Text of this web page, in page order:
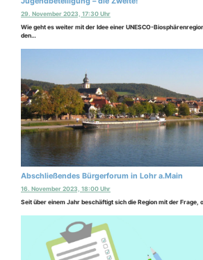
29. November 2023, 17:30 Uhr
Wie geht es weiter mit der Idee einer UNESCO-
den…
Abschließendes Bürgerforum in Lohr a.Main
16. November 2023, 18:00 Uhr
Seit über einem Jahr beschäftigt sich die Region mit der Frage,